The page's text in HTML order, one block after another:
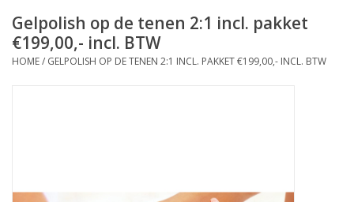
Acrylpoeder
Aluminium koffer/Trolley
Gellak
Gelpolish op de tenen 2:1 incl. pakket
€199,00,- incl. BTW
HOME/ GELPOLISH OP DE TENEN 2:1 INCL. PAKKET €199,00,- INCL. BTW